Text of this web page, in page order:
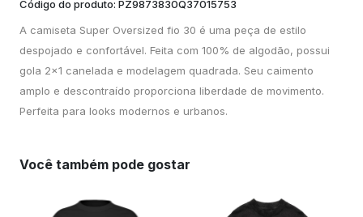
Código do produto: PZ9873830Q37015753
A camiseta Super Oversized fio 30 é uma peça de estilo
despojado e confortável. Feita com 100% de algodão, possui
gola 2x1 canelada e modelagem quadrada. Seu caimento
amplo e descontraído proporciona liberdade de movimento.
Perfeita para looks modernos e urbanos.
Você também pode gostar